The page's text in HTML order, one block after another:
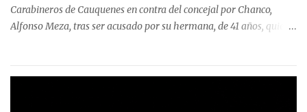
Carabineros de Cauquenes en contra del concejal por Chanco,
Alfonso Meza, tras ser acusado por su hermana, de 41 años, quien
relató que los hechos ocurrieron cerca de las 11:30 horas en el